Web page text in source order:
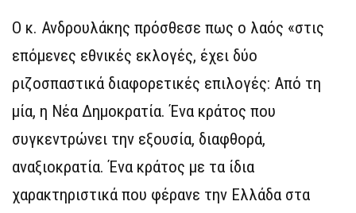
Ο κ. Ανδρουλάκης πρόσθεσε πως ο λαός «στις
επόμενες εθνικές εκλογές, έχει δύο
ριζοσπαστικά διαφορετικές επιλογές: Από τη
μία, η Νέα Δημοκρατία. Ένα κράτος που
συγκεντρώνει την εξουσία, διαφθορά,
αναξιοκρατία. Ένα κράτος με τα ίδια
χαρακτηριστικά που φέρανε την Ελλάδα στα